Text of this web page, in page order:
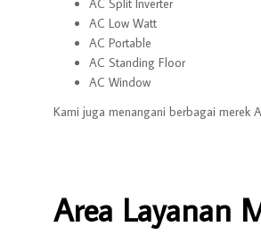
AC Split Inverter
AC Low Watt
AC Portable
AC Standing Floor
AC Window
Kami juga menangani berbagai merek
Area Layanan